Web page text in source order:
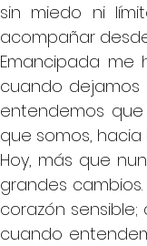
sin miedo ni
acompañar
Emancipada me
cuando
entendemos
que somos,
Hoy, más que
grandes
corazón
cuando